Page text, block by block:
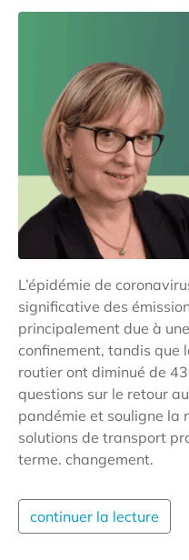
L’épidémie de
significative des
principalement due à
confinement, tandis que
routier ont diminué de
questions sur le retour
pandémie et souligne la
solutions de transport
terme. changement.
continuer la lecture